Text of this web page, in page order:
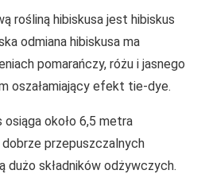
rośliną hibiskusa jest hibiskus
odmiana hibiskusa ma
pomarańczy, różu i jasnego
oszałamiający efekt tie-dye.
osiąga około 6,5 metra
przepuszczalnych
dużo składników odżywczych.